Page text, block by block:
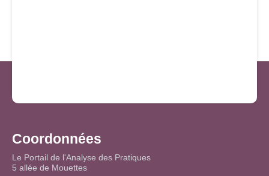
Coordonnées
Le Portail de l'Analyse des Pratiques
5 allée de Mouettes